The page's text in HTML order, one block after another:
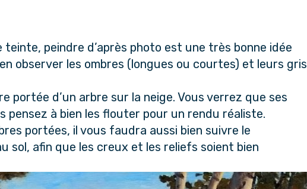
teinte, peindre d’après photo est une très bonne idée
observer les ombres (longues ou courtes) et leurs gris
portée d’un arbre sur la neige. Vous verrez que ses
pensez à bien les flouter pour un rendu réaliste.
portées, il vous faudra aussi bien suivre le
sol, afin que les creux et les reliefs soient bien